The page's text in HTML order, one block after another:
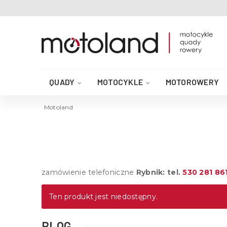
QUADY MOTOCYKLE MOTOROWERY
AKCESORIA DO QUADA
Motoland
zamówienie telefoniczne Rybnik: tel.530 281
Ten produkt jest niedostępny.